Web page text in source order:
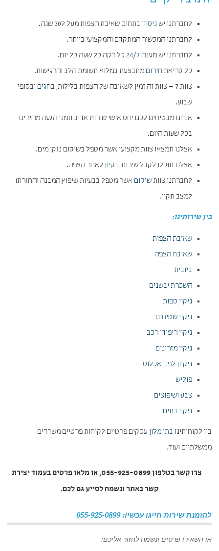
לחברתנו יש ניסיון בתחום שאיבת הצפות מעל ל30 שנה.
לחברתנו המכשור המתקדם והמקצועי ביותר.
לחברתנו יש מענה 24/7 כל דקה כל שעה כל יום.
כל קריאת חירום מתבצעת במלוא תשומת הלב והרגישות.
צוות 7 – צוות זה זמין לשאיבה של הצפות בלילות, ב
חגים ובסופי
שבוע.
אנחנו מבטיחים לכם יחס אישי שירות אדיב וזמני הגעה מהירים
בכל שעות היום.
אצלנו תמצאו צוות מקצועי אשר מטפל בשיקום נזקי מים.
אצלנו תוכלו לקבל שירות ניקיון לאחר הצפה.
לחברתנו צוותשיקום אשר מטפל בבעיות שיפוץ המבנה והחזרתו
למצב תקין.
בין שירותינו:
שאיבת הצפות
שאיבת הצפה
ביובית
השכרת יבשנים
ניקוי ספות
ניקוי שטיחים
ניקוי ריפודי רכב
ניקוי מזרונים
ניקיון לפני אכלוס
פוליש
צבע ושיפוצים
ניקוי בתים
בין לקוחותינו בתי מלון עסקים פרטיים לקוחות פרטיים משרדים
ממשלתיים ועוד.
צרו קשר בטלפון 055-925-0899, או מלאו פרטים בעמוד יצירת
קשר באתר ונשמח לסייע גם לכם.
להזמנת שירות חייגו עכשיו: 055-925-0899
או השאירו פרטים ונשמח לחזור אליכם: